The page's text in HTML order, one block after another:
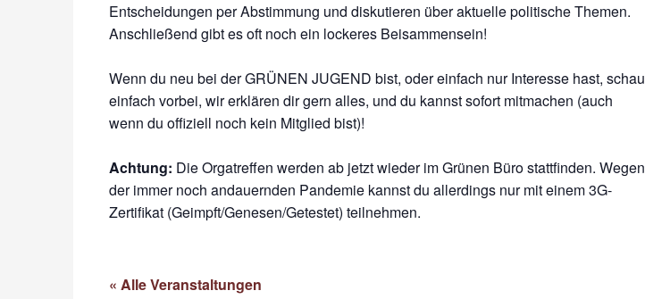
Entscheidungen per Abstimmung und diskutieren über aktuelle politische Themen.
Anschließend gibt es oft noch ein lockeres Beisammensein!
Wenn du neu bei der GRÜNEN JUGEND bist, oder einfach nur Interesse hast, schau
einfach vorbei, wir erklären dir gern alles, und du kannst sofort mitmachen (auch
wenn du offiziell noch kein Mitglied bist)!
Achtung: Die Orgatreffen werden ab jetzt wieder im Grünen Büro stattfinden. Wegen
der immer noch andauernden Pandemie kannst du allerdings nur mit einem 3G-
Zertifikat (Geimpft/Genesen/Getestet) teilnehmen.
« Alle Veranstaltungen